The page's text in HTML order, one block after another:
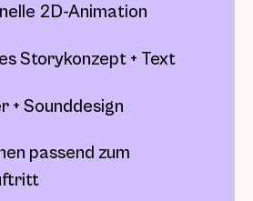
2D-Animation
Storykonzept + Text
+ Sounddesign
passend zum